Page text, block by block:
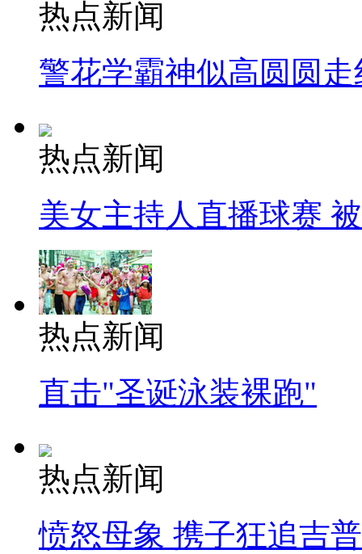
热点新闻
警花学霸神似高圆圆走
热点新闻
美女主持人直播球赛
热点新闻
直击"圣诞泳装裸跑"
热点新闻
愤怒母象 携子狂追吉